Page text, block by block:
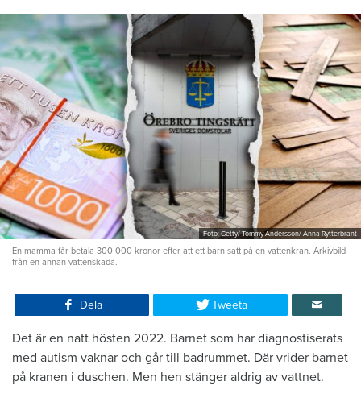
Foto: Getty/ Tommy Andersson/ Anna Rytterbrant
En mamma får betala 300 000 kronor efter att ett barn satt på en vattenkran. Arkivbild
från en annan vattenskada.
Dela Tweeta
Det är en natt hösten 2022. Barnet som har diagnostiserats
med autism vaknar och går till badrummet. Där vrider barnet
på kranen i duschen. Men hen stänger aldrig av vattnet.